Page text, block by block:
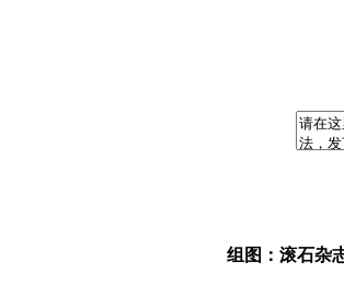
组图：滚石杂